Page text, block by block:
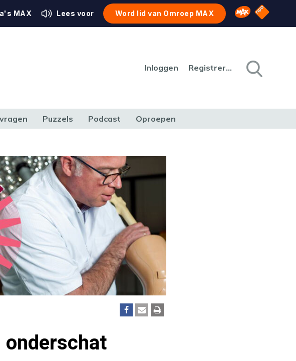
MAX Lees voor Word lid van Omroep MAX Omroep MAX
NPO
Inloggen Registreren
Puzzels Podcast Oproepen